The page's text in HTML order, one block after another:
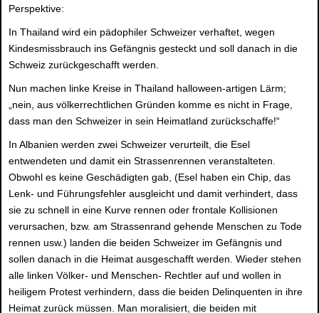
Perspektive:
In Thailand wird ein pädophiler Schweizer verhaftet, wegen
Kindesmissbrauch ins Gefängnis gesteckt und soll danach in die
Schweiz zurückgeschafft werden.
Nun machen linke Kreise in Thailand halloween-artigen Lärm;
„nein, aus völkerrechtlichen Gründen komme es nicht in Frage,
dass man den Schweizer in sein Heimatland zurückschaffe!“
In Albanien werden zwei Schweizer verurteilt, die Esel
entwendeten und damit ein Strassenrennen veranstalteten.
Obwohl es keine Geschädigten gab, (Esel haben ein Chip, das
Lenk- und Führungsfehler ausgleicht und damit verhindert, dass
sie zu schnell in eine Kurve rennen oder frontale Kollisionen
verursachen, bzw. am Strassenrand gehende Menschen zu Tode
rennen usw.) landen die beiden Schweizer im Gefängnis und
sollen danach in die Heimat ausgeschafft werden. Wieder stehen
alle linken Völker- und Menschen- Rechtler auf und wollen in
heiligem Protest verhindern, dass die beiden Delinquenten in ihre
Heimat zurück müssen. Man moralisiert, die beiden mit